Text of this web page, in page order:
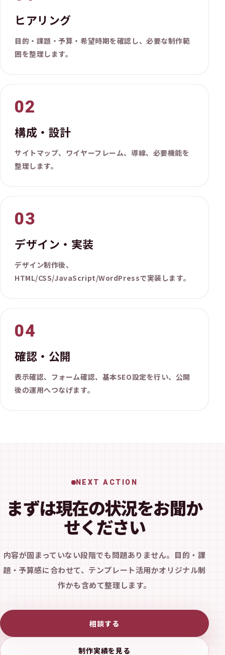
ヒアリング
目的・課題・予算・希望時期を確認し、必要な制作範
囲を整理します。
構成・設計
サイトマップ、ワイヤーフレーム、導線、必要機能を
整理します。
デザイン・実装
デザイン制作後、
HTML/CSS/JavaScript/WordPressで実装します。
確認・公開
表示確認、フォーム確認、基本SEO設定を行い、公開
後の運用へつなげます。
NEXT ACTION
まずは現在の状況をお聞か
せください
内容が固まっていない段階でも問題ありません。目的・課
題・予算感に合わせて、テンプレート活用かオリジナル制
作かも含めて整理します。
相談する
制作実績を見る